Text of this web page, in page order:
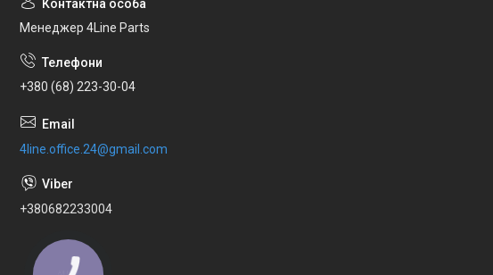
Менеджер 4Line Parts
+380 (68) 223-30-04
4line.office.24@gmail.com
+380682233004
КНОПКА